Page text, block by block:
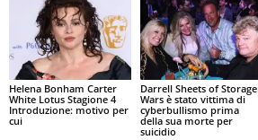
Helena Bonham Carter
White Lotus Stagione 4
Introduzione: motivo per
cui
Darrell Sheets of Storage
Wars è stato vittima di
cyberbullismo prima
della sua morte per
suicidio